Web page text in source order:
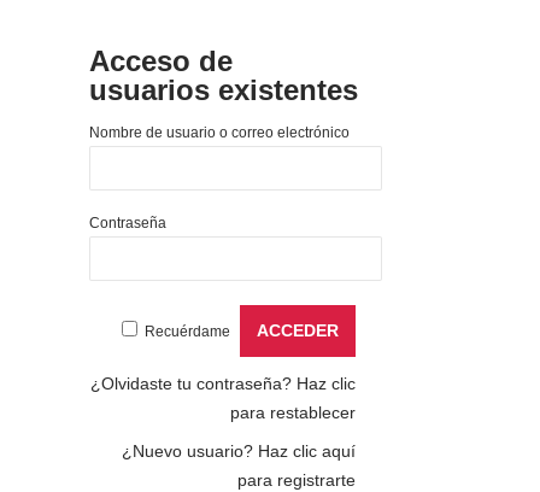
Acceso de
usuarios existentes
Nombre de usuario o correo electrónico
Contraseña
Recuérdame
¿Olvidaste tu contraseña? Haz clic
para restablecer
¿Nuevo usuario? Haz clic aquí
para registrarte